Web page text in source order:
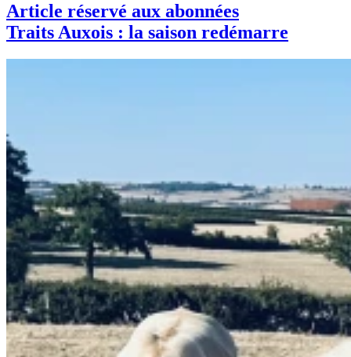
Article réservé aux abonnées
Traits Auxois : la saison redémarre